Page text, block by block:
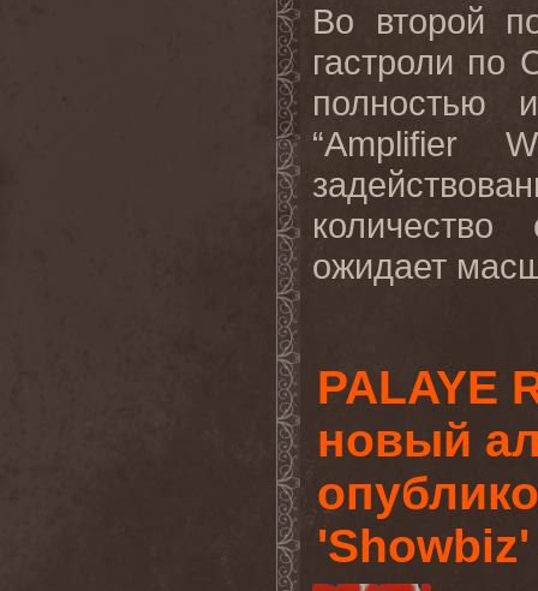
Во второй
гастроли по
полностью
“Amplifier
ожидает
PALAYE
новый
'Showbiz'